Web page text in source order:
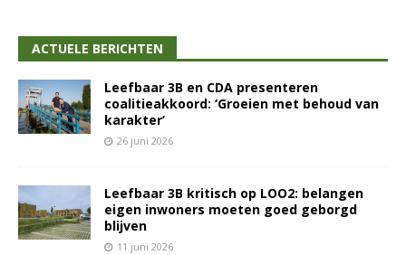
ACTUELE BERICHTEN
Leefbaar 3B en CDA presenteren
coalitieakkoord: ‘Groeien met behoud van
karakter’
26 juni 2026
Leefbaar 3B kritisch op LOO2: belangen
eigen inwoners moeten goed geborgd
blijven
11 juni 2026